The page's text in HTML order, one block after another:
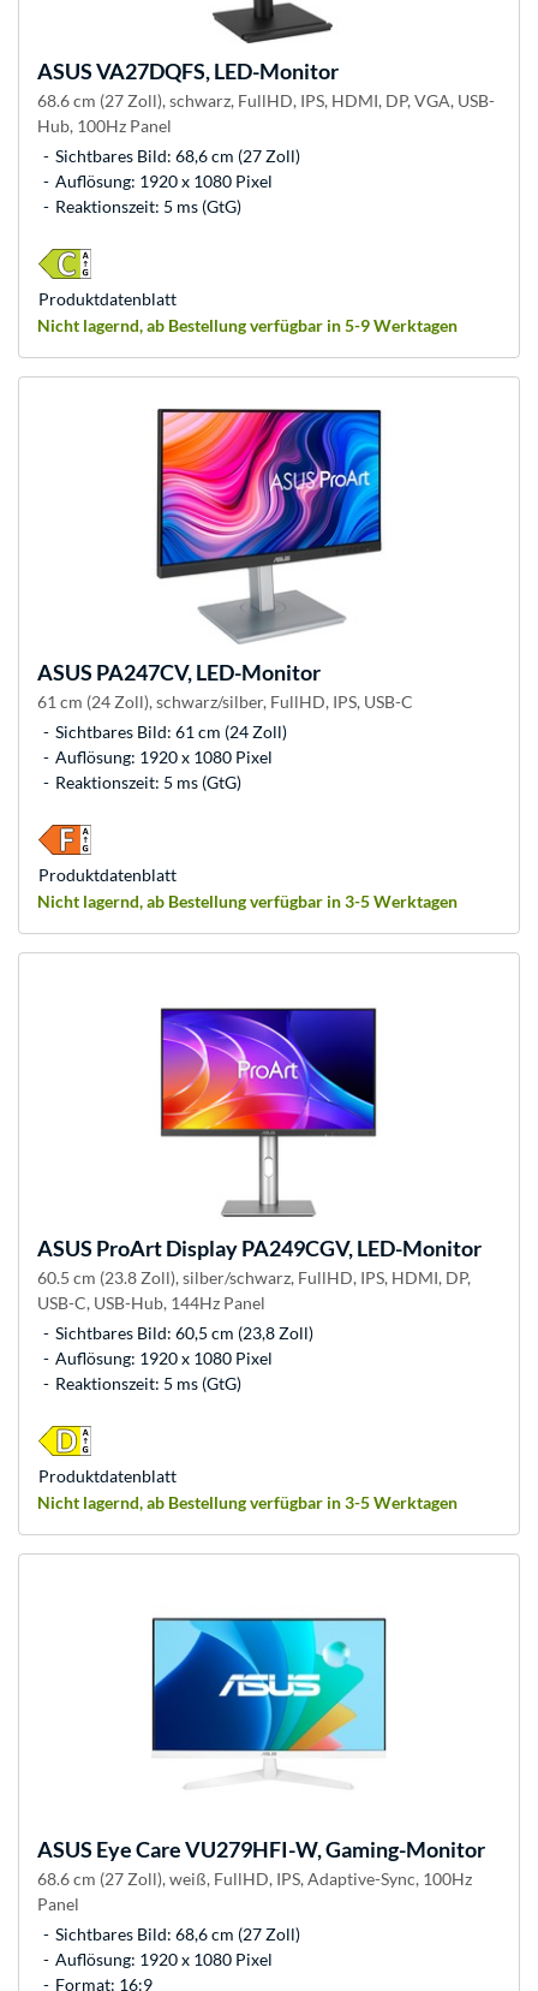
ASUSVA27DQFS, LED-Monitor
68.6 cm (27 Zoll), schwarz, FullHD, IPS, HDMI, DP, VGA, USB-
Hub, 100Hz Panel
Sichtbares Bild: 68,6 cm (27 Zoll)
Auflösung: 1920 x 1080 Pixel
Reaktionszeit: 5 ms (GtG)
Nicht lagernd, ab Bestellung verfügbar in 5-9 Werktagen
Produkt­datenblatt
ASUS PA247CV, LED-Monitor
61 cm (24 Zoll), schwarz/silber, FullHD, IPS, USB-C
Sichtbares Bild: 61 cm (24 Zoll)
Auflösung: 1920 x 1080 Pixel
Reaktionszeit: 5 ms (GtG)
Nicht lagernd, ab Bestellung verfügbar in 3-5 Werktagen
Produkt­datenblatt
ASUS ProArt Display PA249CGV, LED-Monitor
60.5 cm (23.8 Zoll), silber/schwarz, FullHD, IPS, HDMI, DP,
USB-C, USB-Hub, 144Hz Panel
Sichtbares Bild: 60,5 cm (23,8 Zoll)
Auflösung: 1920 x 1080 Pixel
Reaktionszeit: 5 ms (GtG)
Nicht lagernd, ab Bestellung verfügbar in 3-5 Werktagen
Produkt­datenblatt
ASUS Eye Care VU279HFI-W, Gaming-Monitor
68.6 cm (27 Zoll), weiß, FullHD, IPS, Adaptive-Sync, 100Hz
Panel
Sichtbares Bild: 68,6 cm (27 Zoll)
Auflösung: 1920 x 1080 Pixel
Format: 16:9